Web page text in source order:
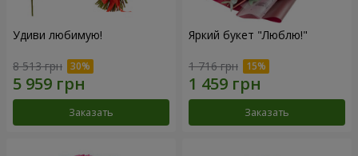
Удиви любимую!
8 513 грн
Заказать
Яркий букет "Люблю!"
1 716 грн
Заказать